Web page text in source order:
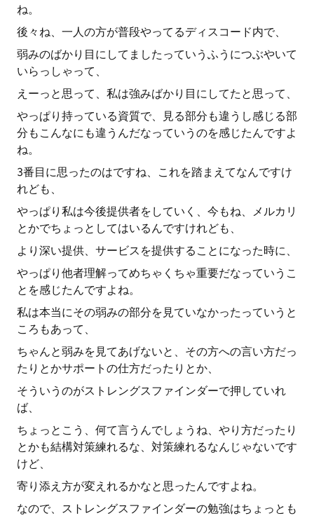
ね。
後々ね、一人の方が普段やってるディスコード内で、
弱みのばかり目にしてましたっていうふうにつぶやいて
いらっしゃって、
えーっと思って、私は強みばかり目にしてたと思って、
やっぱり持っている資質で、見る部分も違うし感じる部
分もこんなにも違うんだなっていうのを感じたんですよ
ね。
3番目に思ったのはですね、これを踏まえてなんですけ
れども、
やっぱり私は今後提供者をしていく、今もね、メルカリ
とかでちょっとしてはいるんですけれども、
より深い提供、サービスを提供することになった時に、
やっぱり他者理解ってめちゃくちゃ重要だなっていうこ
とを感じたんですよね。
私は本当にその弱みの部分を見ていなかったっていうと
ころもあって、
ちゃんと弱みを見てあげないと、その方への言い方だっ
たりとかサポートの仕方だったりとか、
そういうのがストレングスファインダーで押していれ
ば、
ちょっとこう、何て言うんでしょうね、やり方だったり
とかも結構対策練れるな、対策練れるなんじゃないです
けど、
寄り添え方が変えれるかなと思ったんですよね。
なので、ストレングスファインダーの勉強はちょっとも